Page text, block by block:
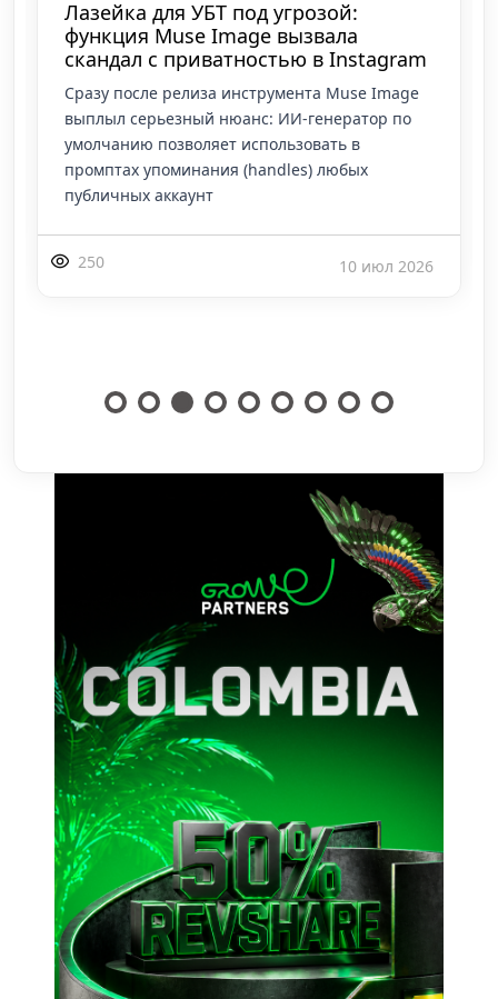
Лазейка для УБТ под угрозой:
функция Muse Image вызвала
скандал с приватностью в Instagram
Сразу после релиза инструмента Muse Image
выплыл серьезный нюанс: ИИ-генератор по
умолчанию позволяет использовать в
промптах упоминания (handles) любых
публичных аккаунт
250 10 июл 2026